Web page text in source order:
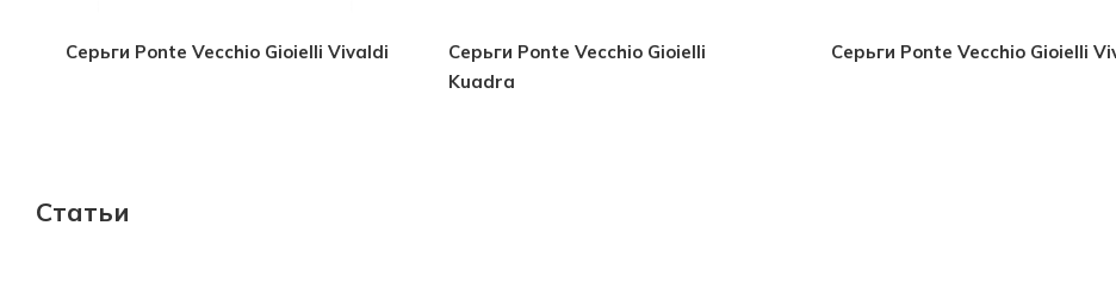
Серьги Ponte Vecchio Gioielli Vivaldi
Серьги Ponte Vecchio Gioielli
Kuadra
Серьги Ponte Vecchio Gioielli
Статьи